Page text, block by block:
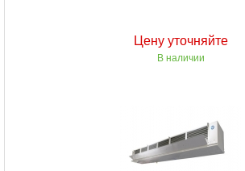
Цену уточняйте
В наличии